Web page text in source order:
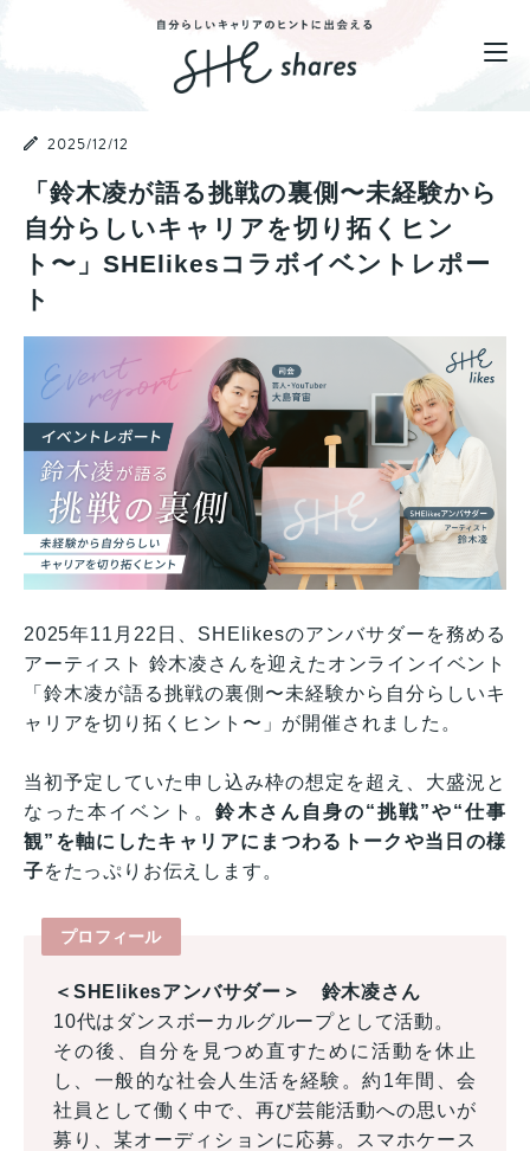
2025/12/12
「鈴木凌が語る挑戦の裏側〜未経験から
自分らしいキャリアを切り拓くヒン
ト〜」SHElikesコラボイベントレポー
ト
2025年11月22日、SHElikesのアンバサダーを務める
アーティスト 鈴木凌さんを迎えたオンラインイベント
「鈴木凌が語る挑戦の裏側〜未経験から自分らしいキ
ャリアを切り拓くヒント〜」が開催されました。
当初予定していた申し込み枠の想定を超え、大盛況と
なった本イベント。鈴木さん自身の“挑戦”や“仕事
観”を軸にしたキャリアにまつわるトークや当日の様
子をたっぷりお伝えします。
プロフィール
＜SHElikesアンバサダー＞ 鈴木凌さん
10代はダンスボーカルグループとして活動。
その後、自分を見つめ直すために活動を休止
し、一般的な社会人生活を経験。約1年間、会
社員として働く中で、再び芸能活動への思いが
募り、某オーディションに応募。スマホケース